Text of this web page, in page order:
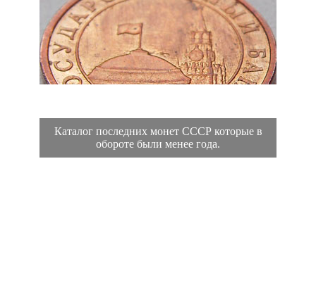
Каталог последних монет СССР которые в
обороте были менее года.